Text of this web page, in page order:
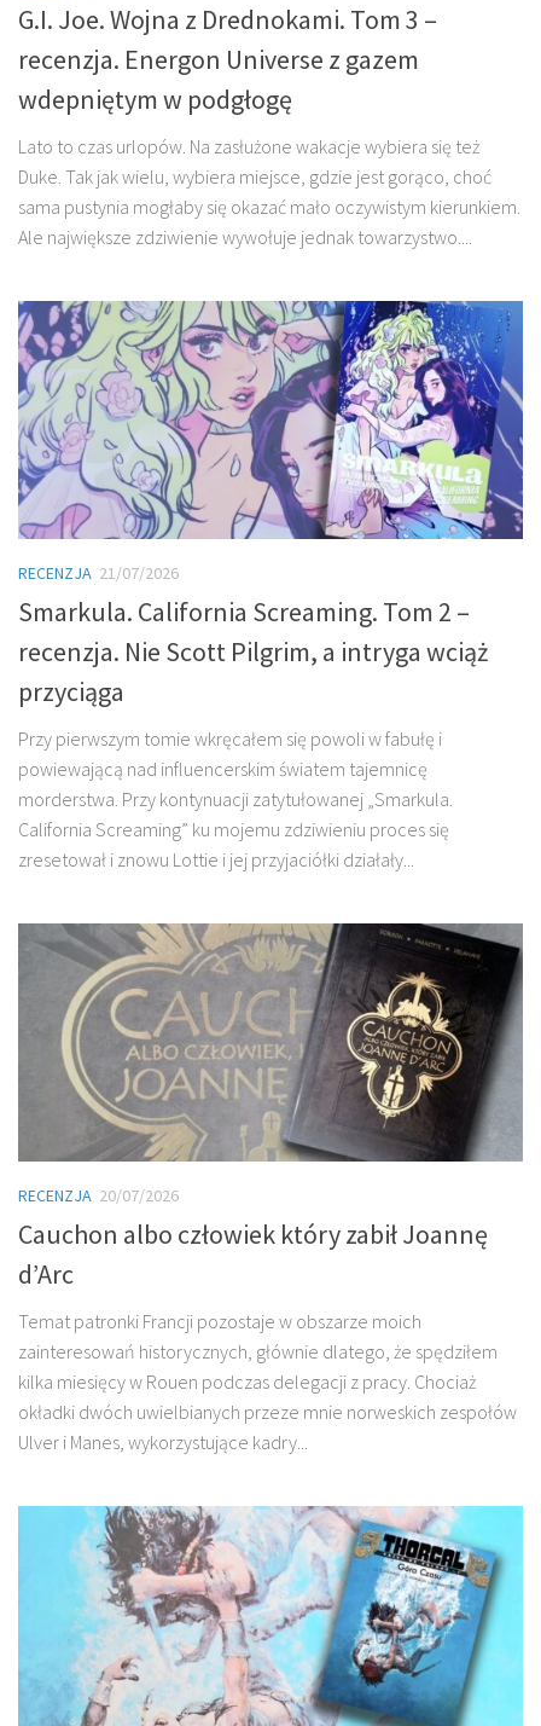
G.I. Joe. Wojna z Drednokami. Tom 3 –
recenzja. Energon Universe z gazem
wdepniętym w podgłogę
Lato to czas urlopów. Na zasłużone wakacje wybiera się też
Duke. Tak jak wielu, wybiera miejsce, gdzie jest gorąco, choć
sama pustynia mogłaby się okazać mało oczywistym kierunkiem.
Ale największe zdziwienie wywołuje jednak towarzystwo....
RECENZJA 21/07/2026
Smarkula. California Screaming. Tom 2 –
recenzja. Nie Scott Pilgrim, a intryga wciąż
przyciąga
Przy pierwszym tomie wkręcałem się powoli w fabułę i
powiewającą nad influencerskim światem tajemnicę
morderstwa. Przy kontynuacji zatytułowanej „Smarkula.
California Screaming” ku mojemu zdziwieniu proces się
zresetował i znowu Lottie i jej przyjaciółki działały...
RECENZJA 20/07/2026
Cauchon albo człowiek który zabił Joannę
d’Arc
Temat patronki Francji pozostaje w obszarze moich
zainteresowań historycznych, głównie dlatego, że spędziłem
kilka miesięcy w Rouen podczas delegacji z pracy. Chociaż
okładki dwóch uwielbianych przeze mnie norweskich zespołów
Ulver i Manes, wykorzystujące kadry...